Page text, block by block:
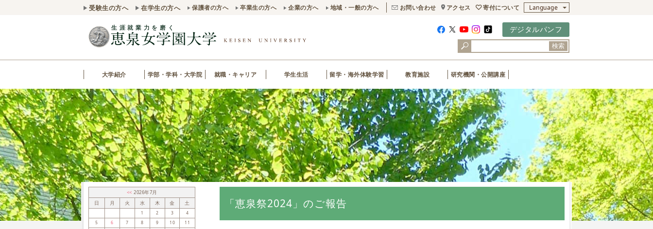
受験生の方へ 在学生の方へ 保護者の方へ 卒業生の方へ 企業の方へ 地域・一般の方へ お問い合わせ アクセス 寄付について Language
デジタルパンフ
検索
大学紹介 学部・学科・大学院 就職・キャリア 学生生活 留学・海外体験学習 教育施設 研究機関・公開講座
「恵泉祭2024」のご報告
<< 2026年7月
日
月 火 水 木 金 土
1 2 3
4
5
6 7 8 9 10
11